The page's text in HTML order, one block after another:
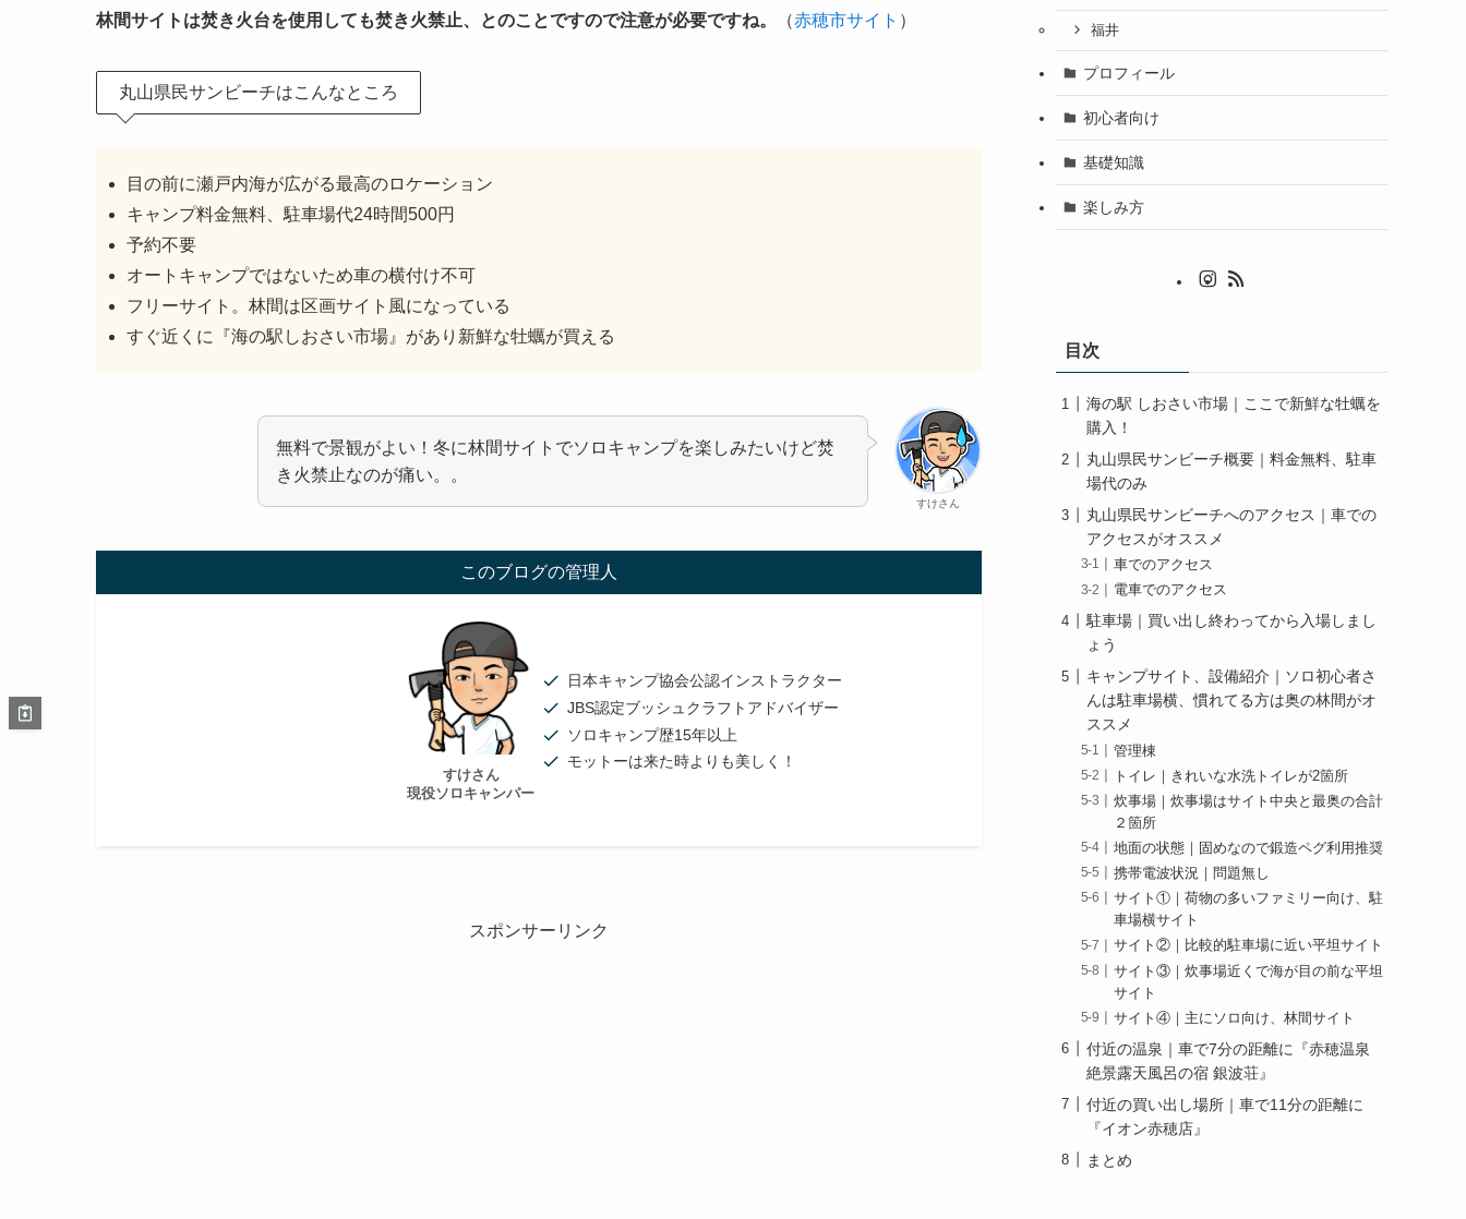
林間サイトは焚き火台を使用しても焚き火禁止、とのことですので注意が必要ですね。 （赤穂市サイト ）
丸山県民サンビーチはこんなところ
目の前に瀬戸内海が広がる最高のロケーション
キャンプ料金無料、駐車場代24時間500円
予約不要
オートキャンプではないため車の横付け不可
フリーサイト。林間は区画サイト風になっている
すぐ近くに『海の駅しおさい市場』があり新鮮な牡蠣が買える
すけさん
無料で景観がよい！冬に林間サイトでソロキャンプを楽しみたいけど焚
き火禁止なのが痛い。。
このブログの管理人
すけさん
現役ソロキャンパー
日本キャンプ協会公認インストラクター
JBS認定ブッシュクラフトアドバイザー
ソロキャンプ歴15年以上
モットーは来た時よりも美しく！
スポンサーリンク
福井
プロフィール
初心者向け
基礎知識
楽しみ方
目次
海の駅 しおさい市場｜ここで新鮮な牡蠣を
購入！
丸山県民サンビーチ概要｜料金無料、駐車
場代のみ
丸山県民サンビーチへのアクセス｜車での
アクセスがオススメ
車でのアクセス
電車でのアクセス
駐車場｜買い出し終わってから入場しまし
ょう
キャンプサイト、設備紹介｜ソロ初心者さ
んは駐車場横、慣れてる方は奥の林間がオ
ススメ
管理棟
トイレ｜きれいな水洗トイレが2箇所
炊事場｜炊事場はサイト中央と最奥の合計
２箇所
地面の状態｜固めなので鍛造ペグ利用推奨
携帯電波状況｜問題無し
サイト①｜荷物の多いファミリー向け、駐
車場横サイト
サイト②｜比較的駐車場に近い平坦サイト
サイト③｜炊事場近くで海が目の前な平坦
サイト
サイト④｜主にソロ向け、林間サイト
付近の温泉｜車で7分の距離に『赤穂温泉
絶景露天風呂の宿 銀波荘』
付近の買い出し場所｜車で11分の距離に
『イオン赤穂店』
まとめ